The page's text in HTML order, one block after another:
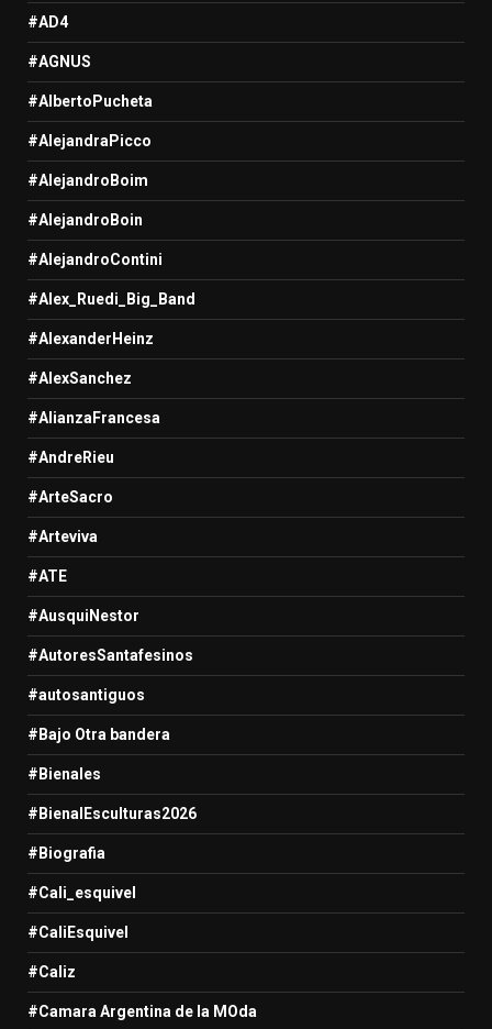
#AD4
#AGNUS
#AlbertoPucheta
#AlejandraPicco
#AlejandroBoim
#AlejandroBoin
#AlejandroContini
#Alex_Ruedi_Big_Band
#AlexanderHeinz
#AlexSanchez
#AlianzaFrancesa
#AndreRieu
#ArteSacro
#Arteviva
#ATE
#AusquiNestor
#AutoresSantafesinos
#autosantiguos
#Bajo Otra bandera
#Bienales
#BienalEsculturas2026
#Biografia
#Cali_esquivel
#CaliEsquivel
#Caliz
#Camara Argentina de la MOda